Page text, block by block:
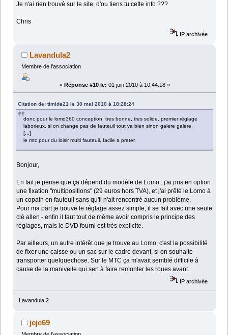
Je n'ai rien trouvé sur le site, d'ou tiens tu cette info ???
Chris
IP archivée
Lavandula2
Membre de l'association
« Réponse #10 le: 01 juin 2010 à 10:44:18 »
Citation de: timide21 le 30 mai 2010 à 18:28:24
donc pour le lomo360 conception, tres bonne, tres solide, premier réglage
laborieux, si on change pas de fauteuil tout va bien sinon galere galere.
[...]
le mtc pour du loisir multi fauteuil, facile a preter.
Bonjour,
En fait je pense que ça dépend du modèle de Lomo : j'ai pris en option
une fixation "multipositions" (29 euros hors TVA), et j'ai prêté le Lomo à
un copain en fauteuil sans qu'il n'ait rencontré aucun problème.
Pour ma part je trouve le réglage assez simple, il se fait avec une seule
clé allen - enfin il faut tout de même avoir compris le principe des
réglages, mais le DVD fourni est très explicite.
Par ailleurs, un autre intérêt que je trouve au Lomo, c'est la possibilité
de fixer une caisse ou un sac sur le cadre devant, si on souhaite
transporter quelquechose. Sur le MTC ça m'avait semblé difficile à
cause de la manivelle qui sert à faire remonter les roues avant.
IP archivée
Lavandula 2
jeje69